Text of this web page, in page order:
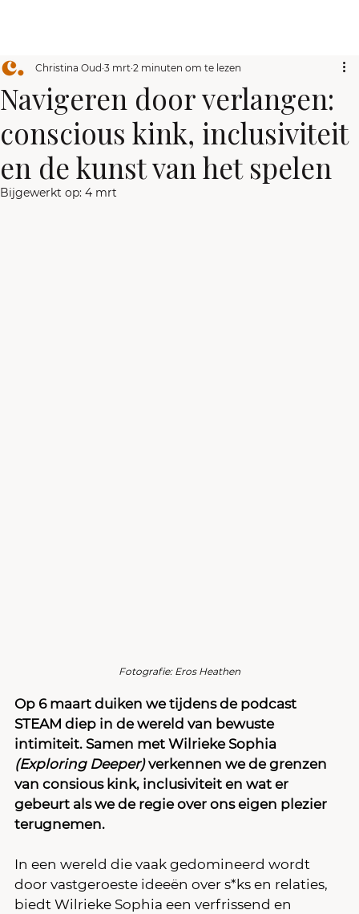
Navigeren door verlangen:
conscious kink, inclusiviteit
en de kunst van het spelen
Christina Oud 3 mrt 2 minuten om te lezen
Bijgewerkt op: 4 mrt
Fotografie: Eros Heathen
Op 6 maart duiken we tijdens de podcast
STEAM diep in de wereld van bewuste
intimiteit. Samen met Wilrieke Sophia
(Exploring Deeper) verkennen we de grenzen
van consious kink, inclusiviteit en wat er
gebeurt als we de regie over ons eigen plezier
terugnemen.
In een wereld die vaak gedomineerd wordt
door vastgeroeste ideeën over s*ks en relaties,
biedt Wilrieke Sophia een verfrissend en